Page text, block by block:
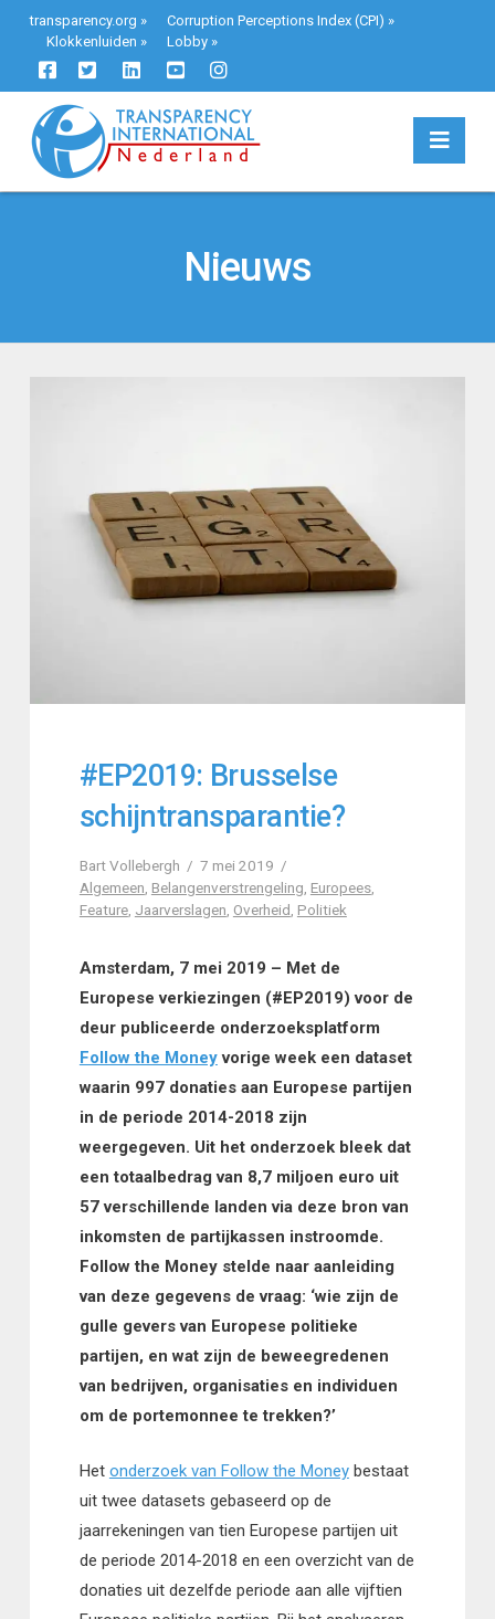
transparency.org » Corruption Perceptions Index (CPI) »
Klokkenluiden » Lobby»
Nieuws
#EP2019: Brusselse
schijntransparantie?
Bart Vollebergh
7 mei 2019
Algemeen Belangenverstrengeling Europees,
Feature, Jaarverslagen Overheid Politiek
Amsterdam, 7 mei 2019 – Met de
Europese verkiezingen (#EP2019) voor de
deur publiceerde onderzoeksplatform
Follow the Moneyvorige week een dataset
waarin 997 donaties aan Europese partijen
in de periode 2014-2018 zijn
weergegeven. Uit het onderzoek bleek dat
een totaalbedrag van 8,7 miljoen euro uit
57 verschillende landen via deze bron van
inkomsten de partijkassen instroomde.
Follow the Money stelde naar aanleiding
van deze gegevens de vraag: ‘wie zijn de
gulle gevers van Europese politieke
partijen, en wat zijn de beweegredenen
van bedrijven, organisaties en individuen
om de portemonnee te trekken?’
Het onderzoek van Follow the Moneybestaat
uit twee datasets gebaseerd op de
jaarrekeningen van tien Europese partijen uit
de periode 2014-2018 en een overzicht van de
donaties uit dezelfde periode aan alle vijftien